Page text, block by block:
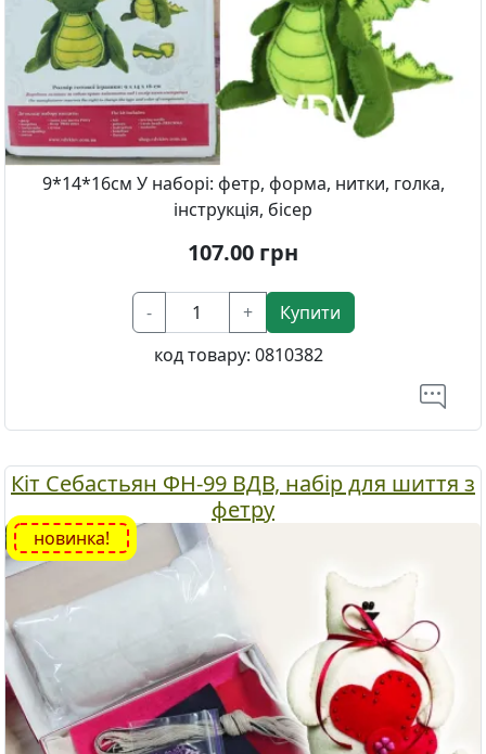
9*14*16см У наборі: фетр, форма, нитки, голка,
інструкція, бісер
107.00 грн
- +
Купити
код товару: 0810382
Кіт Себастьян ФН-99 ВДВ, набір для шиття з
фетру
новинка!